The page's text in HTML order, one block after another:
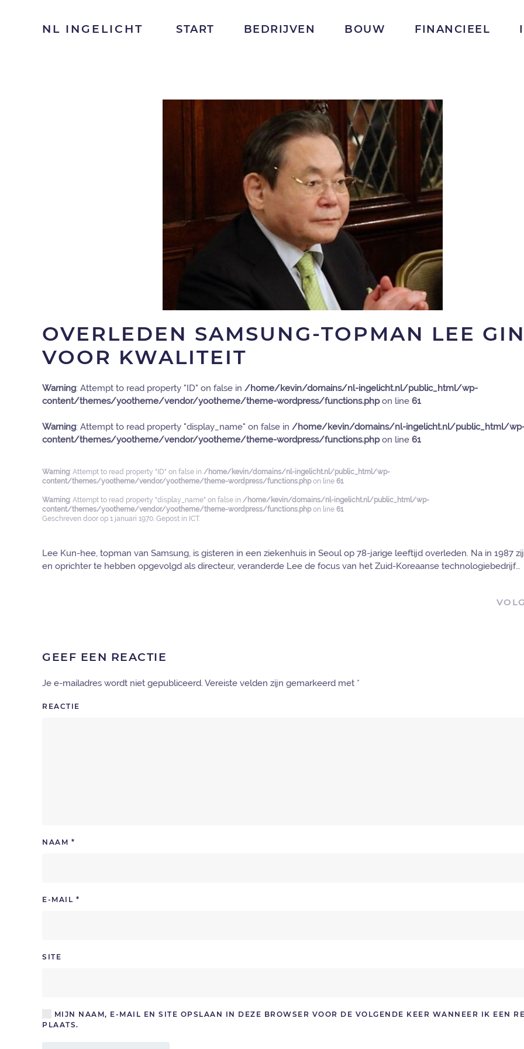
NL INGELICHT START BEDRIJVEN BOUW FINANCIEEL
OVERLEDEN SAMSUNG-TOPMAN LEE
VOOR KWALITEIT
Warning: Attempt to read property "ID" on false in /home/kevin/domains/nl-ingelicht.nl/public_html/wp-
content/themes/yootheme/vendor/yootheme/theme-wordpress/functions.phpon line 61
Warning: Attempt to read property "display_name" on false in /home/kevin/domains/nl-ingelicht.nl/public_html/
content/themes/yootheme/vendor/yootheme/theme-wordpress/functions.phpon line 61
Warning: Attempt to read property "ID" on false in /home/kevin/domains/nl-ingelicht.nl/public_html/wp-
content/themes/yootheme/vendor/yootheme/theme-wordpress/functions.phpon line 61
Warning: Attempt to read property "display_name" on false in /home/kevin/domains/nl-ingelicht.nl/public_html/wp-
content/themes/yootheme/vendor/yootheme/theme-wordpress/functions.phpon line 61
Geschreven door op 1 januari 1970. Gepost in ICT.
Lee Kun-hee, topman van Samsung, is gisteren in een ziekenhuis in Seoul op 78-jarige leeftijd overleden. Na in 1987
en oprichter te hebben opgevolgd als directeur, veranderde Lee de focus van het Zuid-Koreaanse technologiebedrijf…
GEEF EEN REACTIE
Je e-mailadres wordt niet gepubliceerd. Vereiste velden zijn gemarkeerd met *
REACTIE
NAAM *
E-MAIL *
SITE
MIJN NAAM, E-MAIL EN SITE OPSLAAN IN DEZE BROWSER VOOR DE VOLGENDE KEER WANNEER IK EEN
PLAATS.